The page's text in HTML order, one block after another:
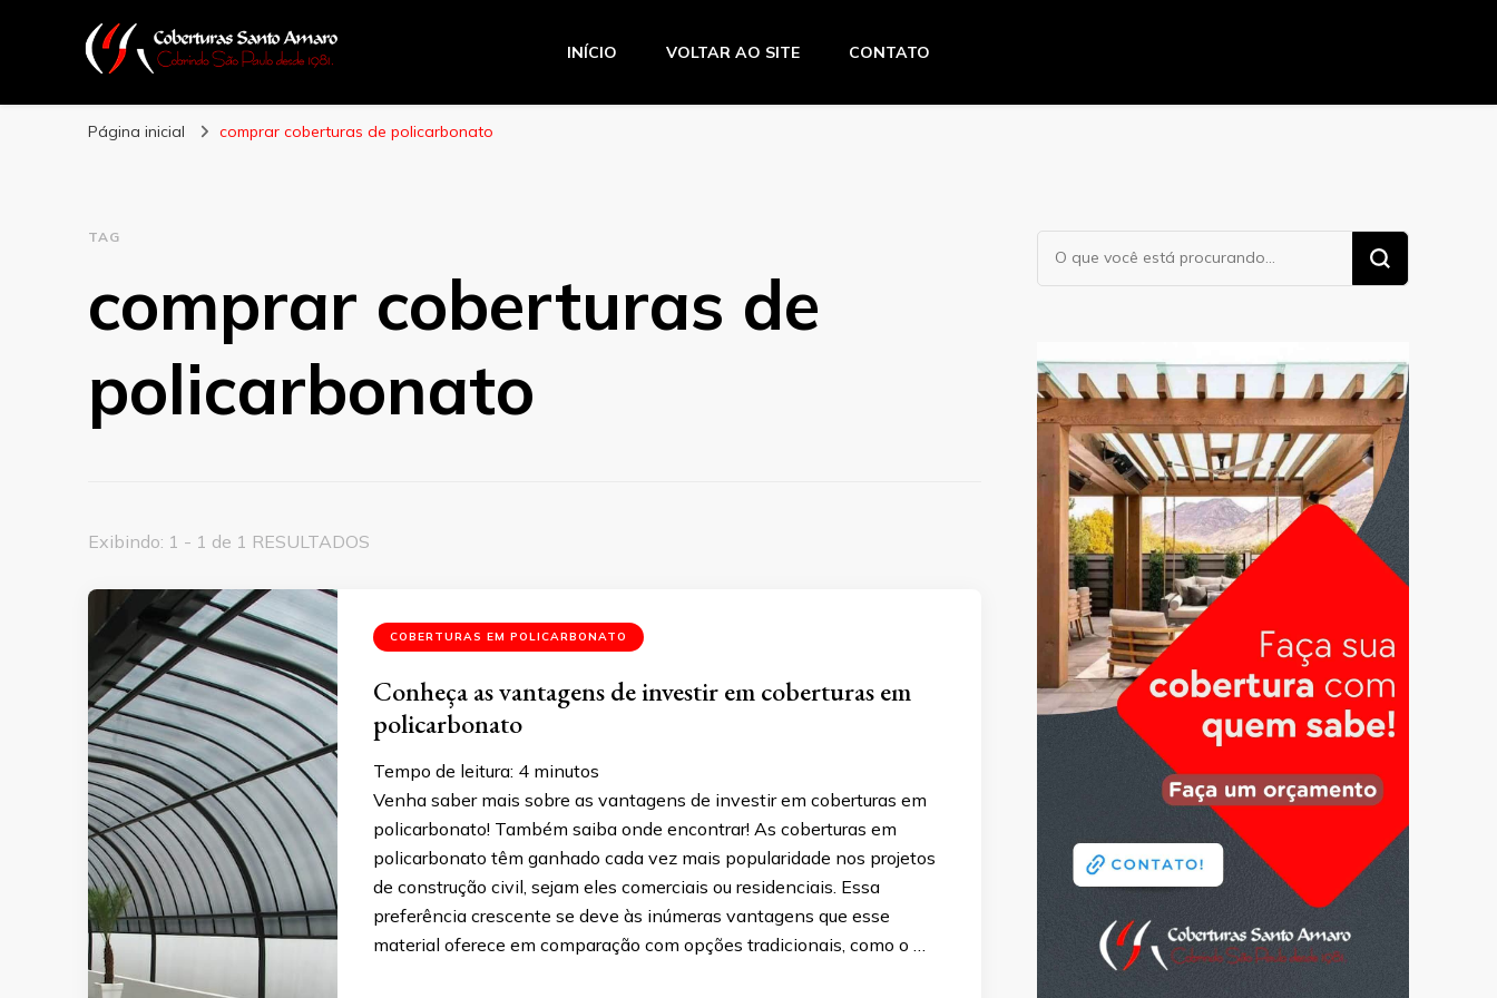
Coberturas Santo Amaro
INÍCIO VOLTAR AO SITE CONTATO
Página inicial comprar coberturas de policarbonato
TAG
comprar coberturas de
policarbonato
Exibindo: 1 - 1 de 1 RESULTADOS
COBERTURAS EM POLICARBONATO
Conheça as vantagens de investir em coberturas em
policarbonato
Tempo de leitura: 4 minutos
Venha saber mais sobre as vantagens de investir em coberturas em
policarbonato! Também saiba onde encontrar! As coberturas em
policarbonato têm ganhado cada vez mais popularidade nos projetos
de construção civil, sejam eles comerciais ou residenciais. Essa
preferência crescente se deve às inúmeras vantagens que esse
material oferece em comparação com opções tradicionais, como o …
Procurando